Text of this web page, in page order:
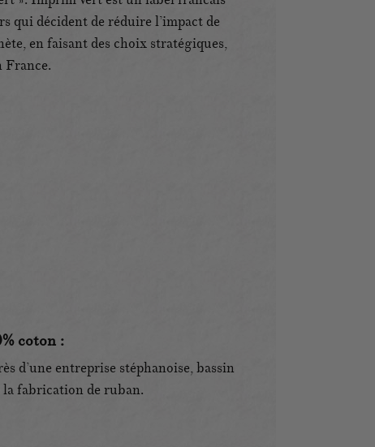
qui décident de réduire l’impact de
en faisant des choix stratégiques,
France.
coton :
d’une entreprise stéphanoise, bassin
fabrication de ruban.